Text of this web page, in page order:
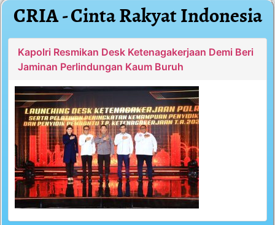
CRIA - Cinta Rakyat Indonesia
Kapolri Resmikan Desk Ketenagakerjaan Demi Beri
Jaminan Perlindungan Kaum Buruh